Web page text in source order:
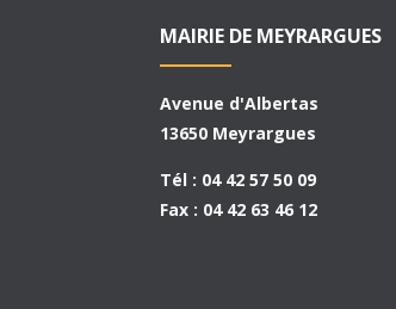
MAIRIE DE MEYRARGUES
Avenue d'Albertas
13650 Meyrargues
Tél : 04 42 57 50 09
Fax : 04 42 63 46 12